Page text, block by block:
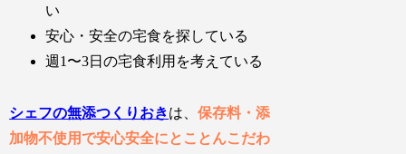
い
安心・安全の宅食を探している
週1〜3日の宅食利用を考えている
シェフの無添つくりおきは、保存料・添
加物不使用で安心安全にとことんこだわ